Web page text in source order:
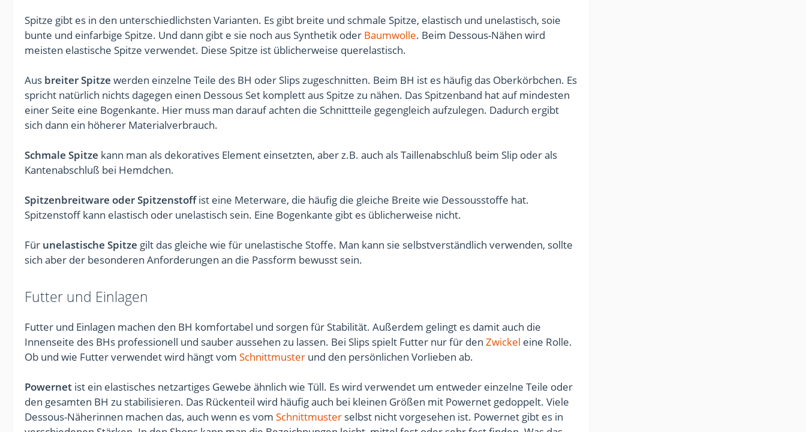
Spitze gibt es in den unterschiedlichsten Varianten. Es gibt breite und schmale Spitze, elastisch und unelastisch, soie
bunte und einfarbige Spitze. Und dann gibt e sie noch aus Synthetik oder Baumwolle. Beim Dessous-Nähen wird
meisten elastische Spitze verwendet. Diese Spitze ist üblicherweise querelastisch.
Aus breiter Spitze werden einzelne Teile des BH oder Slips zugeschnitten. Beim BH ist es häufig das Oberkörbchen. Es
spricht natürlich nichts dagegen einen Dessous Set komplett aus Spitze zu nähen. Das Spitzenband hat auf mindesten
einer Seite eine Bogenkante. Hier muss man darauf achten die Schnittteile gegengleich aufzulegen. Dadurch ergibt
sich dann ein höherer Materialverbrauch.
Schmale Spitze kann man als dekoratives Element einsetzten, aber z.B. auch als Taillenabschluß beim Slip oder als
Kantenabschluß bei Hemdchen.
Spitzenbreitware oder Spitzenstoffist eine Meterware, die häufig die gleiche Breite wie Dessousstoffe hat.
Spitzenstoff kann elastisch oder unelastisch sein. Eine Bogenkante gibt es üblicherweise nicht.
Für unelastische Spitze gilt das gleiche wie für unelastische Stoffe. Man kann sie selbstverständlich verwenden, sollte
sich aber der besonderen Anforderungen an die Passform bewusst sein.
Futter und Einlagen
Futter und Einlagen machen den BH komfortabel und sorgen für Stabilität. Außerdem gelingt es damit auch die
Innenseite des BHs professionell und sauber aussehen zu lassen. Bei Slips spielt Futter nur für den Zwickel eine Rolle.
Ob und wie Futter verwendet wird hängt vom Schnittmuster und den persönlichen Vorlieben ab.
Powernet ist ein elastisches netzartiges Gewebe ähnlich wie Tüll. Es wird verwendet um entweder einzelne Teile oder
den gesamten BH zu stabilisieren. Das Rückenteil wird häufig auch bei kleinen Größen mit Powernet gedoppelt. Viele
Dessous-Näherinnen machen das, auch wenn es vom Schnittmuster selbst nicht vorgesehen ist. Powernet gibt es in